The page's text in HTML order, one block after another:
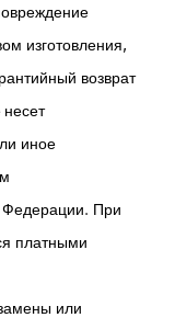
изготовления,
возврат
иное
Федерации. При
платными
или